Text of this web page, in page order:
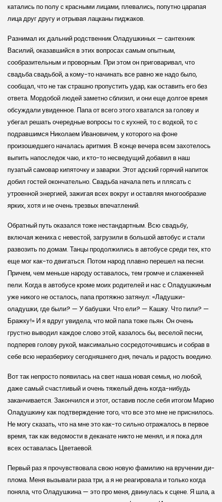
катались по полу с красными лицами, плевались, попутно царапая
лица друг другу и отрывая лацканы пиджаков.
Разнимал их дальний родственник Оладушкиных — сантехник
Василий, оказавшийся в этих вопросах самым опытным,
сообразительным и проворным. При этом он приговаривал, что
свадьба свадьбой, а кому-то начинать все равно же надо было,
сообщал, что не так страшно пропустить удар, как оставить его без
ответа. Мордобой людей заметно сблизил, и они еще долгое время
обсуждали увиденное. Папа от всего этого хватался за голову и
убегал решать очередные вопросы то с кухней, то с водкой, то с
подравшимся Николаем Ивановичем, у которого на фоне
произошедшего началась аритмия. В конце вечера всем захотелось
выпить напоследок чаю, и кто-то несведущий добавил в наш
пузатый самовар кипяточку и заварки. Этот адский горячий напиток
добил гостей окончательно. Свадьба начала петь и плясать с
утроенной энергией, зажигая всех во­круг и оставляя многообразие
ярких, хотя и не очень трезвых впечатлений.
Обратный путь оказался тоже нестандартным. Всю свадьбу,
включая жениха с невестой, загрузили в большой автобус и стали
развозить по домам. Танцы продолжились в автобусе среди тех, кто
еще мог как-то двигаться. Потом народ плавно перешел на песни.
Причем, чем меньше народу оставалось, тем громче и слаженней
пели. Когда в автобусе кроме моих родителей и нас с Оладушкиным
уже никого не осталось, папа протяжно затянул: «Ладушки-
оладушки, где были? — У бабушки. Что ели? — Кашку. Что пили? —
Бражку!» И я вдруг увидела, что мой папа тоже пьян. Он очень
грустно выводил каждое слово этой, казалось бы, веселой песни,
подперев голову рукой, максимально сосредоточившись и собрав в
себе всю неразбериху сегодняшнего дня, печаль и радость воедино.
Вот так непросто появилась на свет наша новая семья, но любой,
даже самый счастливый и очень тяжелый день когда-нибудь
заканчивается. Закончился и этот, оставив после себя итогом Марию
Оладушкину как подтверждение того, что все это мне не приснилось.
Не могу сказать, что на мне это как-то сильно отражалось в первое
время, так как ведомости в деканате никто не менял, и я пока для
всех оставалась Цветаевой.
Первый раз я прочувствовала свою новую фамилию на вручении ди­
плома. Меня вызывали раза три, а я не реагировала и только когда
поняла, что Оладушкина — это про меня, двинулась к сцене. Я шла, а